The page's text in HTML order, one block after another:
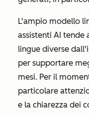
L'ampio modello
assistenti AI tende
lingue diverse
per supportare
mesi. Per il
particolare
e la chiarezza dei